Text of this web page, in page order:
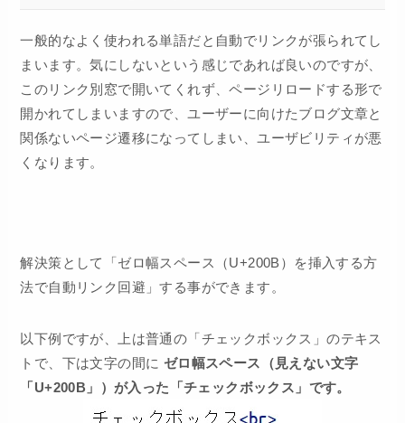
一般的なよく使われる単語だと自動でリンクが張られてし
まいます。気にしないという感じであれば良いのですが、
このリンク別窓で開いてくれず、ページリロードする形で
開かれてしまいますので、ユーザーに向けたブログ文章と
関係ないページ遷移になってしまい、ユーザビリティが悪
くなります。
解決策として「ゼロ幅スペース（U+200B）を挿入する方
法で自動リンク回避」する事ができます。
以下例ですが、上は普通の「チェックボックス」のテキス
トで、下は文字の間に ゼロ幅スペース（見えない文字
「U+200B」）が入った「チェックボックス」です。